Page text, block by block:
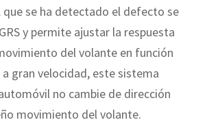
que se ha detectado el defecto se
y permite ajustar la respuesta
del volante en función
gran velocidad, este sistema
no cambie de dirección
movimiento del volante.